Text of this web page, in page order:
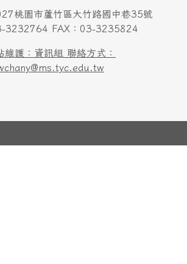
桃園市蘆竹區大竹路國中巷35號
3232764 FAX：03-3235824
維護：資訊組 聯絡方式：